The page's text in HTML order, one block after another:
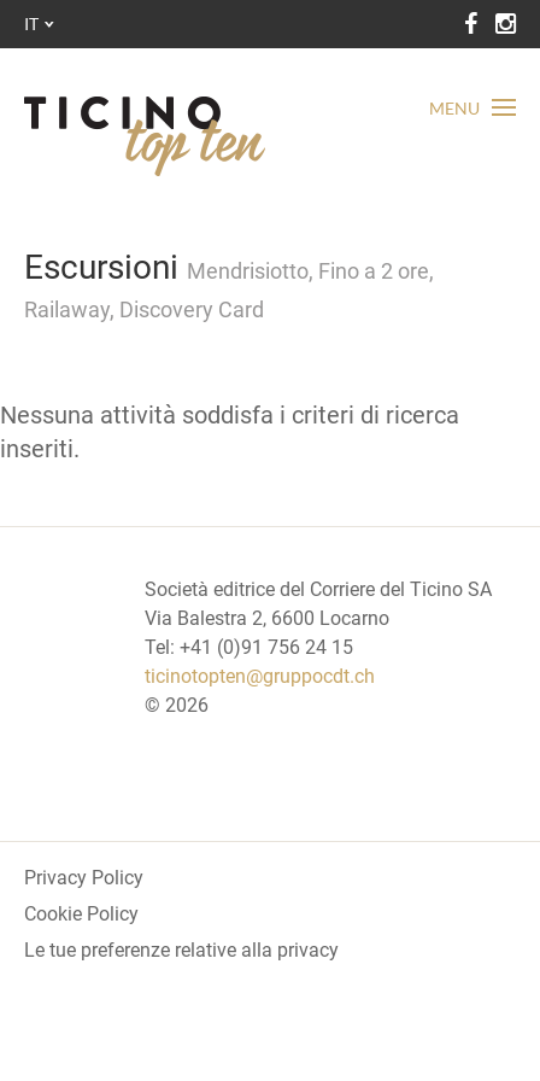
MENU
IT
Escursioni Mendrisiotto, Fino a 2 ore,
Railaway, Discovery Card
Nessuna attività soddisfa i criteri di ricerca
inseriti.
Società editrice del Corriere del Ticino SA
Via Balestra 2, 6600 Locarno
Tel: +41 (0)91 756 24 15
ticinotopten@gruppocdt.ch
© 2026
Privacy Policy
Cookie Policy
Le tue preferenze relative alla privacy